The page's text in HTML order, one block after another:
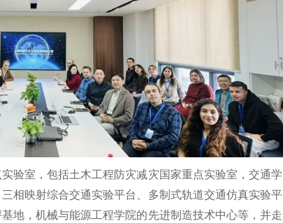
验室，包括土木工程防灾减灾国家重点实验室，交通学
相映射综合交通实验平台、多制式轨道交通仿真实验平
地，机械与能源工程学院的先进制造技术中心等，并走